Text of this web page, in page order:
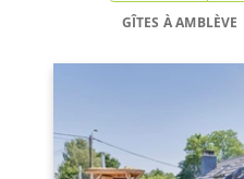
GÎTES À AMBLÈVE